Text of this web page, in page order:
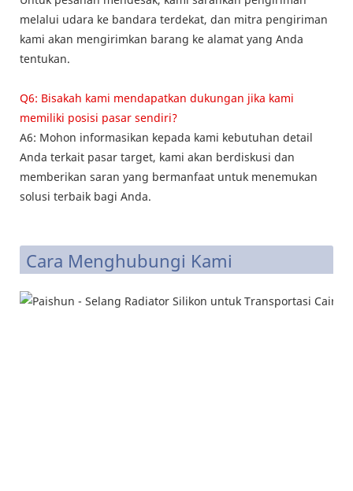
melalui udara ke bandara terdekat, dan mitra pengiriman
kami akan mengirimkan barang ke alamat yang Anda
tentukan.
Q6: Bisakah kami mendapatkan dukungan jika kami
memiliki posisi pasar sendiri?
A6: Mohon informasikan kepada kami kebutuhan detail
Anda terkait pasar target, kami akan berdiskusi dan
memberikan saran yang bermanfaat untuk menemukan
solusi terbaik bagi Anda.
Cara Menghubungi Kami